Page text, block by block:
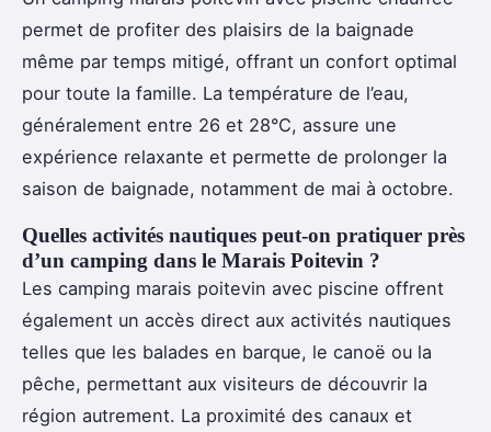
permet de profiter des plaisirs de la baignade
même par temps mitigé, offrant un confort optimal
pour toute la famille. La température de l’eau,
généralement entre 26 et 28°C, assure une
expérience relaxante et permette de prolonger la
saison de baignade, notamment de mai à octobre.
Quelles activités nautiques peut-on pratiquer près
d’un camping dans le Marais Poitevin ?
Les camping marais poitevin avec piscine offrent
également un accès direct aux activités nautiques
telles que les balades en barque, le canoë ou la
pêche, permettant aux visiteurs de découvrir la
région autrement. La proximité des canaux et